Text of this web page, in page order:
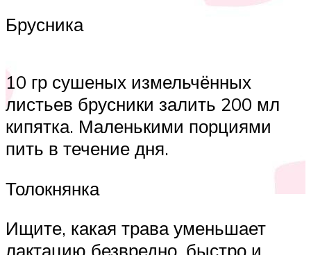
Брусника
10 гр сушеных измельчённых
листьев брусники залить 200 мл
кипятка. Маленькими порциями
пить в течение дня.
Толокнянка
Ищите, какая трава уменьшает
лактацию безвредно, быстро и